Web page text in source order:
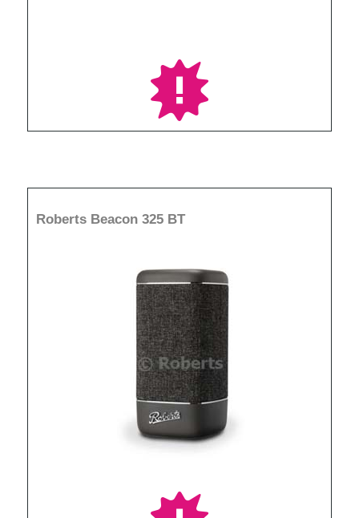
Roberts Beacon 325 BT